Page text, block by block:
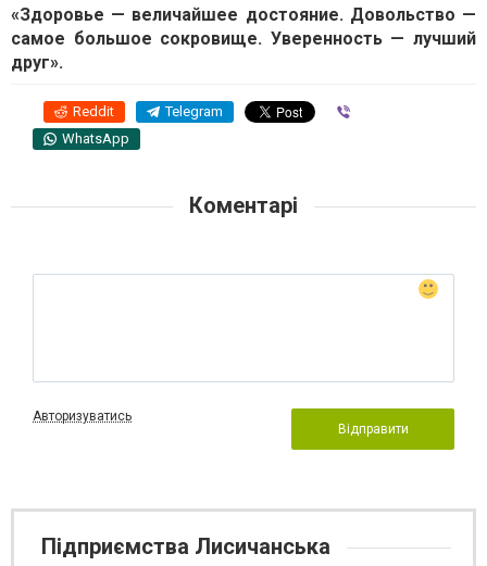
«Здоровье — величайшее достояние. Довольство —
самое большое сокровище. Уверенность — лучший
друг».
Reddit Telegram
WhatsApp
Коментарі
Авторизуватись
Відправити
Підприємства Лисичанська